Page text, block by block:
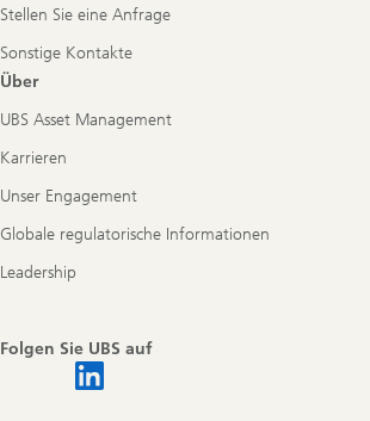
Stellen Sie eine Anfrage
Sonstige Kontakte
Über
UBS Asset Management
Karrieren
Unser Engagement
Globale regulatorische Informationen
Leadership
Folgen Sie UBS auf